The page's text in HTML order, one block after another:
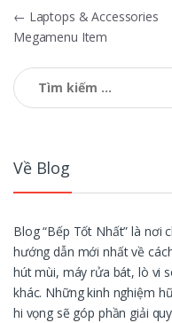
Điều
hướng
bài
viết
← Laptops & Accessories
Megamenu Item
Tìm
kiếm
cho:
Về Blog
Blog “Bếp Tốt Nhất” là nơi
hướng dẫn mới nhất về
hút mùi, máy rửa bát, lò vi
khác. Những kinh nghiệm
hi vọng sẽ góp phần giải